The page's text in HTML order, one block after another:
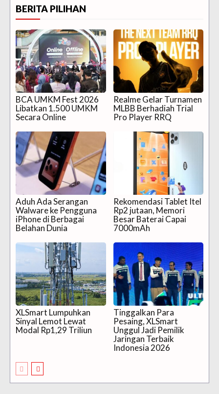
BERITA PILIHAN
BCA UMKM Fest 2026
Libatkan 1.500 UMKM
Secara Online
Realme Gelar Turnamen
MLBB Berhadiah Trial
Pro Player RRQ
Aduh Ada Serangan
Walware ke Pengguna
iPhone di Berbagai
Belahan Dunia
Rekomendasi Tablet Itel
Rp2 jutaan, Memori
Besar Baterai Capai
7000mAh
XLSmart Lumpuhkan
Sinyal Lemot Lewat
Modal Rp1,29 Triliun
Tinggalkan Para
Pesaing, XLSmart
Unggul Jadi Pemilik
Jaringan Terbaik
Indonesia 2026